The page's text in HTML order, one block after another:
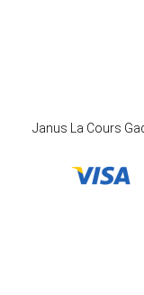
Janus La Cours